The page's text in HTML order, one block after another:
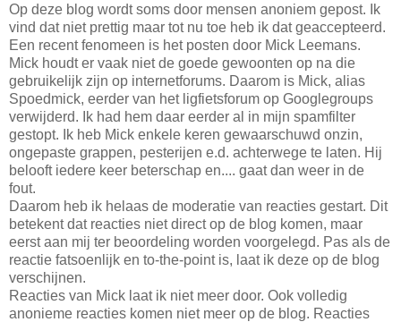
Op deze blog wordt soms door mensen anoniem gepost. Ik
vind dat niet prettig maar tot nu toe heb ik dat geaccepteerd.
Een recent fenomeen is het posten door Mick Leemans.
Mick houdt er vaak niet de goede gewoonten op na die
gebruikelijk zijn op internetforums. Daarom is Mick, alias
Spoedmick, eerder van het ligfietsforum op Googlegroups
verwijderd. Ik had hem daar eerder al in mijn spamfilter
gestopt. Ik heb Mick enkele keren gewaarschuwd onzin,
ongepaste grappen, pesterijen e.d. achterwege te laten. Hij
belooft iedere keer beterschap en.... gaat dan weer in de
fout.
Daarom heb ik helaas de moderatie van reacties gestart. Dit
betekent dat reacties niet direct op de blog komen, maar
eerst aan mij ter beoordeling worden voorgelegd. Pas als de
reactie fatsoenlijk en to-the-point is, laat ik deze op de blog
verschijnen.
Reacties van Mick laat ik niet meer door. Ook volledig
anonieme reacties komen niet meer op de blog. Reacties